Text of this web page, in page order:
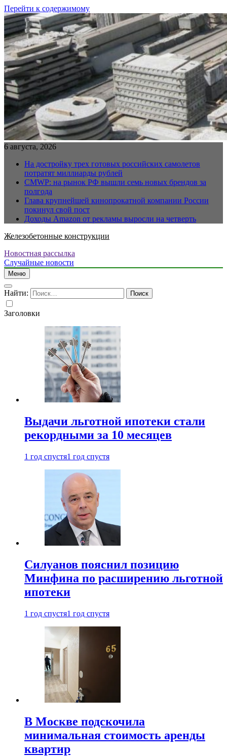
Перейти к содержимому
6 августа, 2026
На достройку трех готовых российских самолетов
потратят миллиарды рублей
CMWP: на рынок РФ вышли семь новых брендов за
полгода
Глава крупнейшей кинопрокатной компании России
покинул свой пост
Доходы Amazon от рекламы выросли на четверть
Железобетонные конструкции
Новостная рассылка
Случайные новости
Меню
Найти:
Заголовки
Выдачи льготной ипотеки стали
рекордными за 10 месяцев
1 год спустя1 год спустя
Силуанов пояснил позицию
Минфина по расширению льготной
ипотеки
1 год спустя1 год спустя
В Москве подскочила
минимальная стоимость аренды
квартир